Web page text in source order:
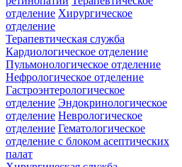
отделение Хирургическое
отделение
Терапевтическая служба
Кардиологическое отделение
Пульмонологическое отделение
Нефрологическое отделение
Гастроэнтерологическое
отделение Эндокринологическое
отделение Неврологическое
отделение Гематологическое
отделение c блоком асептических
палат